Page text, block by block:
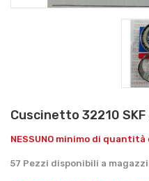
Cuscinetto 32210
NESSUNO minimo di
57 Pezzi disponibili a